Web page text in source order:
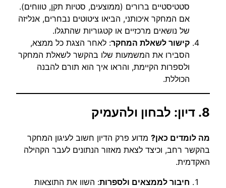
סטטיסטיים ברורים (ממוצעים, סטיות תקן, טווחים).
אם המחקר איכותני, הביאו ציטוטים נבחרים, אנליזה
של נושאים מרכזיים או קטגוריות שהתגלו.
קישור לשאלת המחקר: לאחר הצגת כל ממצא,
הסבירו את המשמעות שלו בהקשר לשאלת המחקר
ולספרות הקיימת, והראו איך הוא תורם להבנה
הכוללת.
8. דיון: לבחון ולהעמיק
מה לומדים כאן? מדוע פרק הדיון חשוב לעיגון המחקר
בהקשר רחב, וכיצד לצאת מאזור הנתונים לעבר הקהילה
האקדמית.
חיבור לממצאים ולספרות: השוו את התוצאות